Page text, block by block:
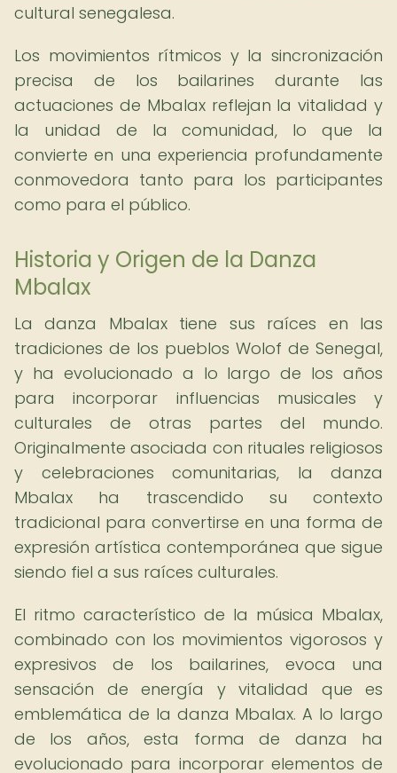
cultural senegalesa.
Los movimientos rítmicos y la sincronización
precisa de los bailarines durante las
actuaciones de Mbalax reflejan la vitalidad y
la unidad de la comunidad, lo que la
convierte en una experiencia profundamente
conmovedora tanto para los participantes
como para el público.
Historia y Origen de la Danza
Mbalax
La danza Mbalax tiene sus raíces en las
tradiciones de los pueblos Wolof de Senegal,
y ha evolucionado a lo largo de los años
para incorporar influencias musicales y
culturales de otras partes del mundo.
Originalmente asociada con rituales religiosos
y celebraciones comunitarias, la danza
Mbalax ha trascendido su contexto
tradicional para convertirse en una forma de
expresión artística contemporánea que sigue
siendo fiel a sus raíces culturales.
El ritmo característico de la música Mbalax,
combinado con los movimientos vigorosos y
expresivos de los bailarines, evoca una
sensación de energía y vitalidad que es
emblemática de la danza Mbalax. A lo largo
de los años, esta forma de danza ha
evolucionado para incorporar elementos de